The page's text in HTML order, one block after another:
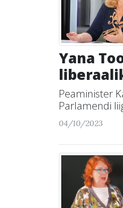
Yana
Peaminister
Parlamendi
04/10/2023